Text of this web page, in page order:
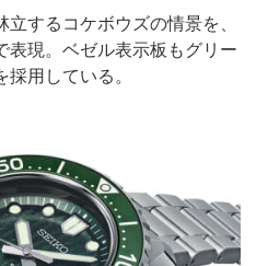
するコケボウズの情景を、
表現。ベゼル表示板もグリー
用している。